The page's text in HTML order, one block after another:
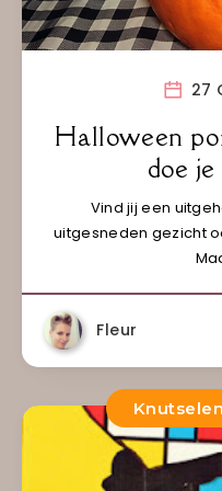
27
Halloween
doe
Vind jij een
uitgesneden gezicht
Fleur